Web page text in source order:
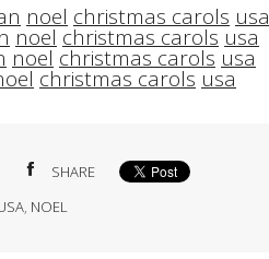
noel christmas carols usa
noel christmas carols usa
noel christmas carols usa
christmas carols usa
SHARE
, NOEL